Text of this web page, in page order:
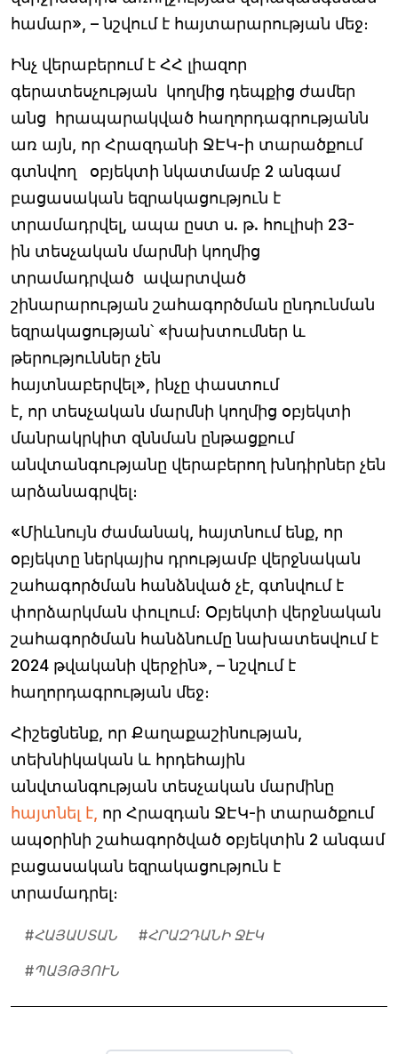
համար», – նշվում է հայտարարության մեջ։
Ինչ վերաբերում է ՀՀ լիազոր
գերատեսչության կողմից դեպքից ժամեր
անց հրապարակված հաղորդագրությանն
առ այն, որ Հրազդանի ՋԷԿ-ի տարածքում
գտնվող օբյեկտի նկատմամբ 2 անգամ
բացասական եզրակացություն է
տրամադրվել, ապա ըստ ս. թ. հուլիսի 23-
ին տեսչական մարմնի կողմից
տրամադրված ավարտված
շինարարության շահագործման ընդունման
եզրակացության՝ «խախտումներ և
թերություններ չեն
հայտնաբերվել», ինչը փաստում
է, որ տեսչական մարմնի կողմից օբյեկտի
մանրակրկիտ զննման ընթացքում
անվտանգությանը վերաբերող խնդիրներ չեն
արձանագրվել։
«Միևնույն ժամանակ, հայտնում ենք, որ
օբյեկտը ներկայիս դրությամբ վերջնական
շահագործման հանձնված չէ, գտնվում է
փորձարկման փուլում։ Օբյեկտի վերջնական
շահագործման հանձնումը նախատեսվում է
2024 թվականի վերջին», – նշվում է
հաղորդագրության մեջ։
Հիշեցնենք, որ Քաղաքաշինության,
տեխնիկական և հրդեհային
անվտանգության տեսչական մարմինը
հայտնել է, որ Հրազդան ՋԷԿ-ի տարածքում
ապօրինի շահագործված օբյեկտին 2 անգամ
բացասական եզրակացություն է
տրամադրել։
#ՀԱՅԱՍՏԱՆ #ՀՐԱԶԴԱՆԻ ՋԷԿ
#ՊԱՅԹՅՈՒՆ